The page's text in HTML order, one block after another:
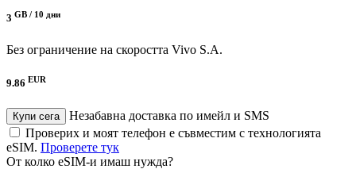
3 GB / 10 дни
Без ограничение на скоростта Vivo S.A.
9.86 EUR
Купи сега
Незабавна доставка по имейл и SMS
Проверих и моят телефон е съвместим с технологията
eSIM. Проверете тук
От колко eSIM-и имаш нужда?